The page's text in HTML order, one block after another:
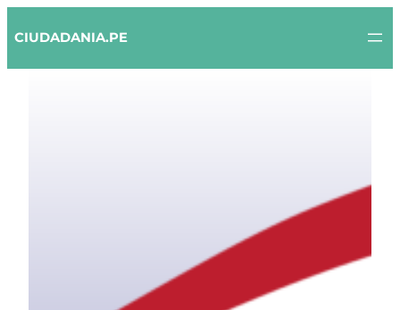
to
CIUDADANIA.PE